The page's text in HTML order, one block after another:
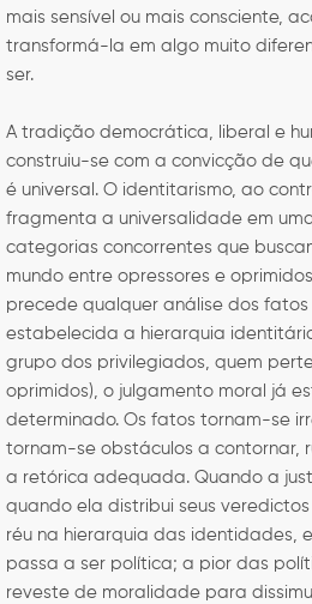
mais sensível ou mais consciente,
transformá-la em algo muito
ser.
A tradição democrática, liberal e
construiu-se com a convicção de
é universal. O identitarismo, ao
fragmenta a universalidade em
categorias concorrentes que
mundo entre opressores e
precede qualquer análise dos fatos
estabelecida a hierarquia
grupo dos privilegiados, quem
oprimidos), o julgamento moral já
determinado. Os fatos tornam-se
tornam-se obstáculos a contornar,
a retórica adequada. Quando a
quando ela distribui seus
réu na hierarquia das identidades,
passa a ser política; a pior das
reveste de moralidade para